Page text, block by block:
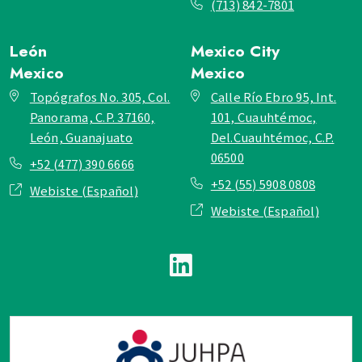
(713) 842-7801
León
Mexico
Topógrafos No. 305, Col.
Panorama, C.P. 37160,
León, Guanajuato
+52 (477) 390 6666
Webiste (Español)
Mexico City
Mexico
Calle Río Ebro 95, Int.
101, Cuauhtémoc,
Del.Cuauhtémoc, C.P.
06500
+52 (55) 5908 0808
Webiste (Español)